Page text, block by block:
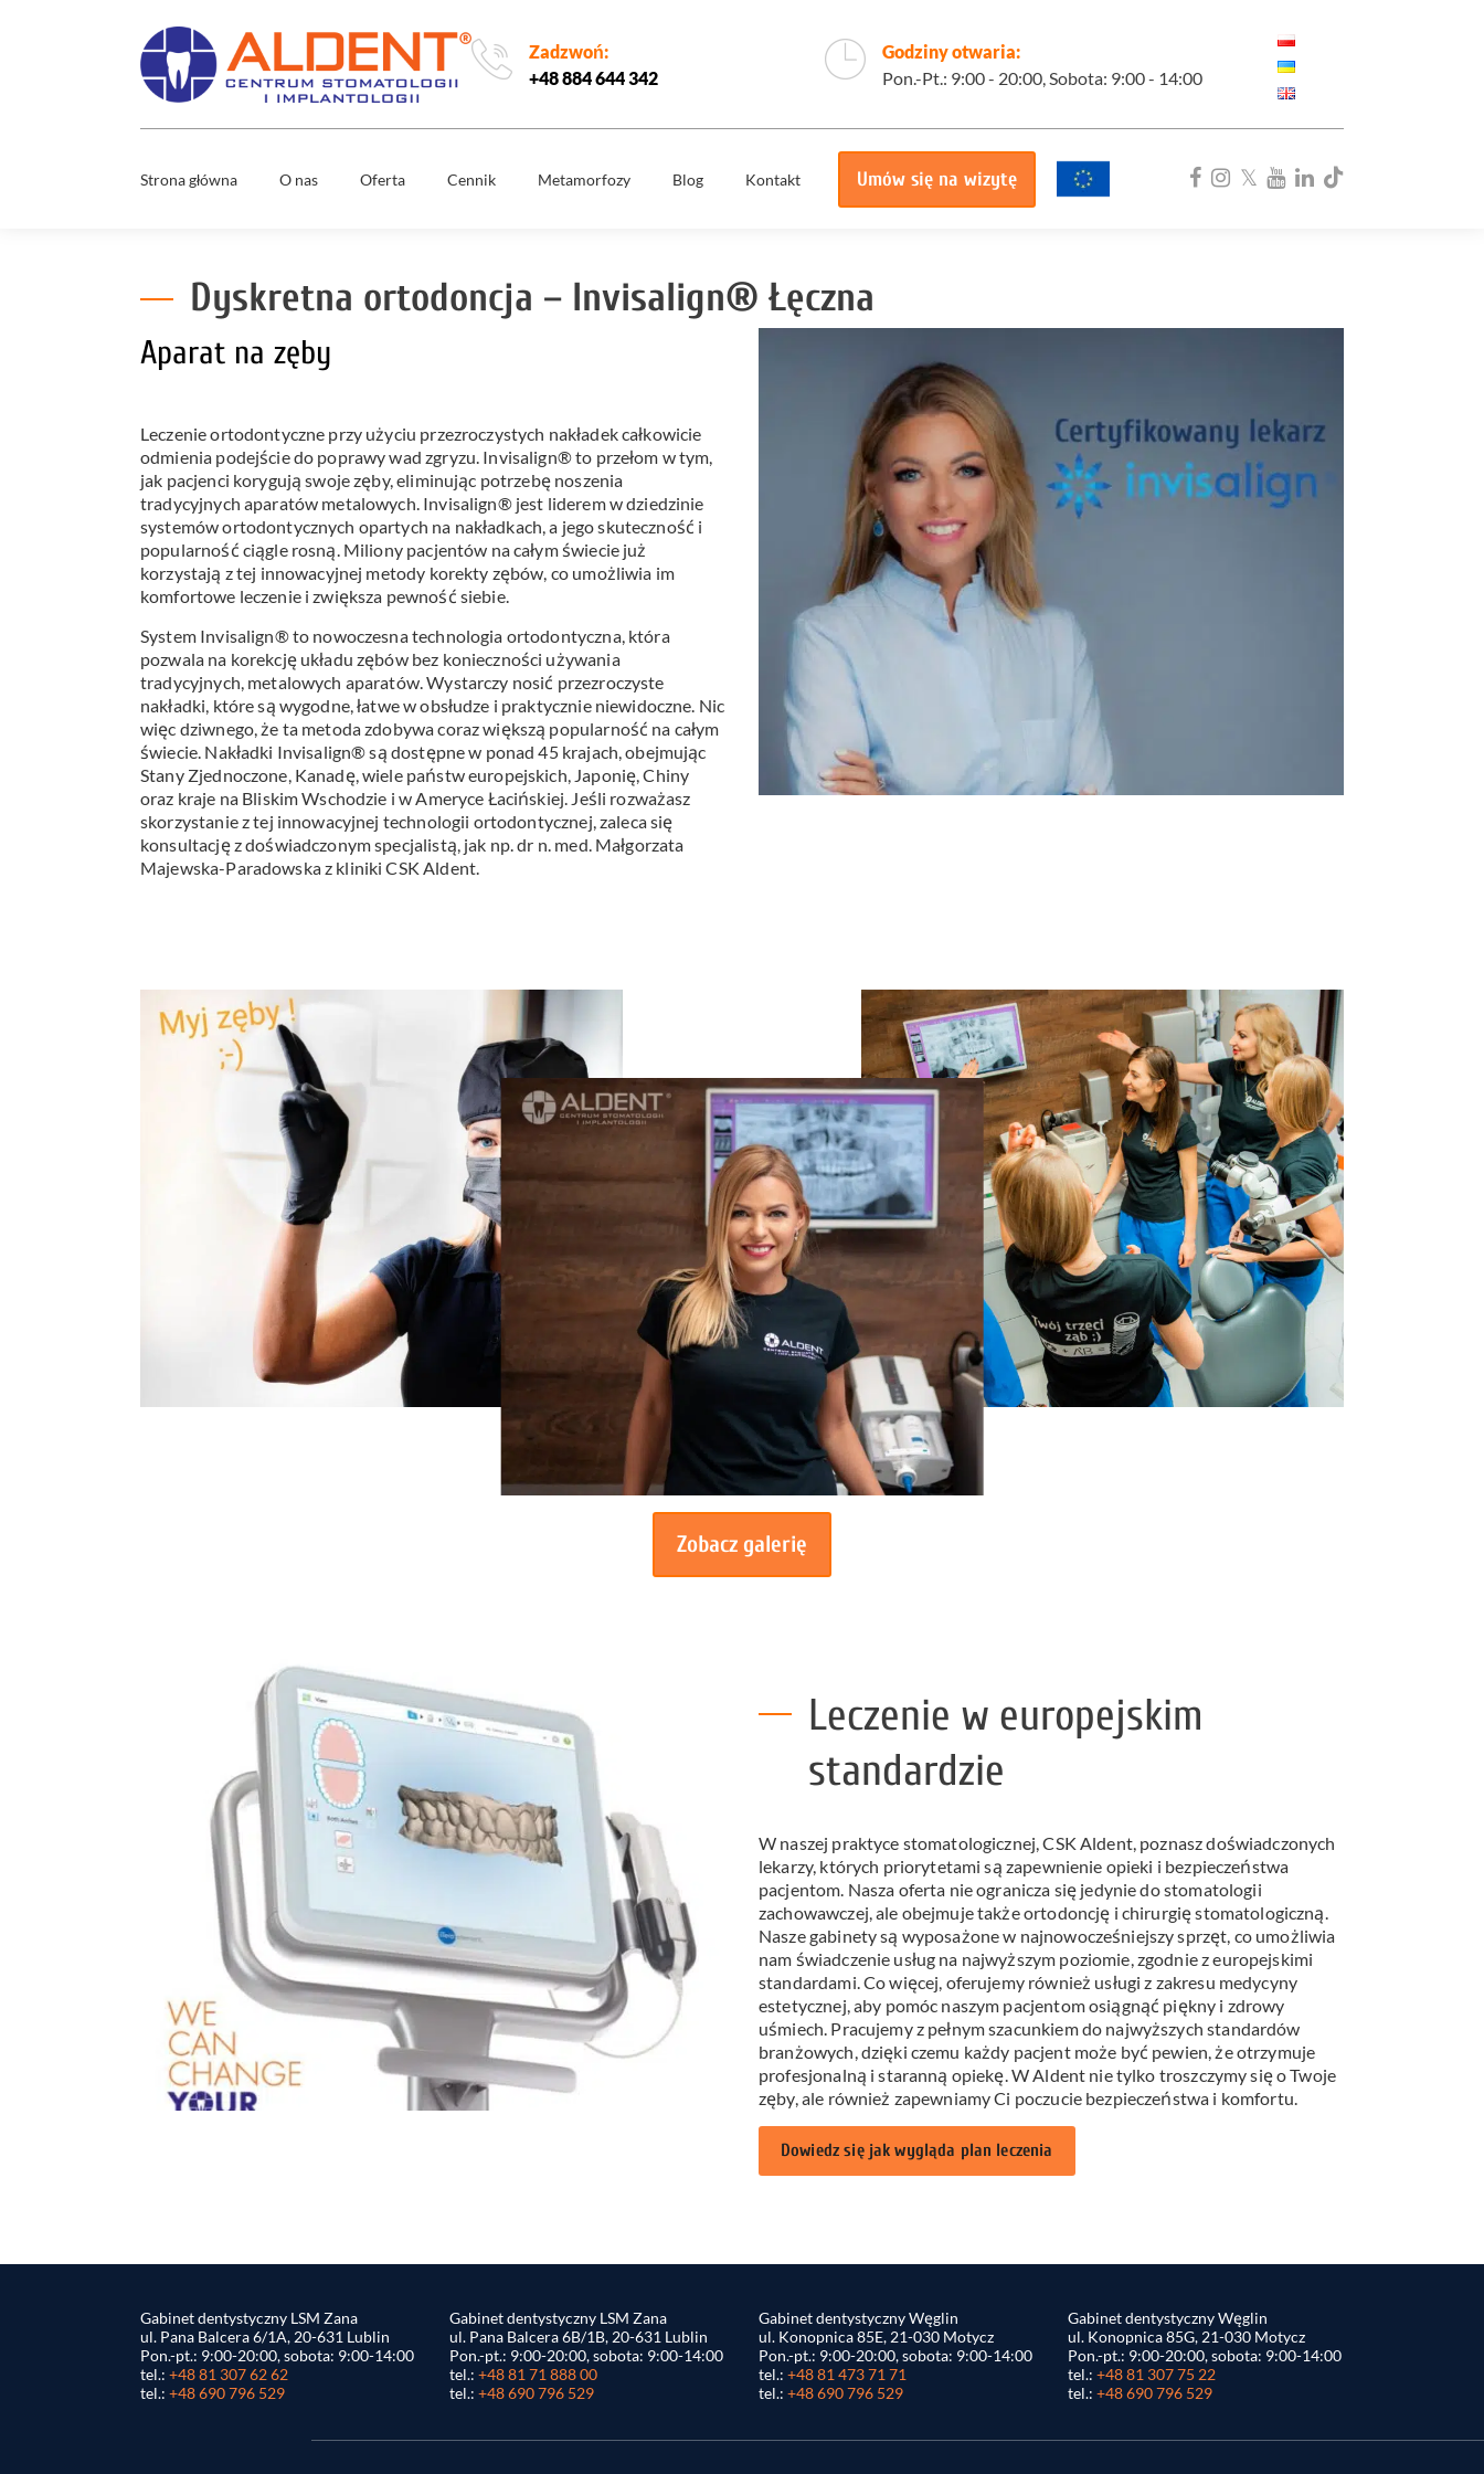
Zadzwoń:
+48 884 644 342
Godziny otwaria:
Pon.-Pt.: 9:00 - 20:00, Sobota: 9:00 - 14:00
Strona główna O nas
Co nas wyróżnia
Oferta
Implantologia
Implantoprotetyka
Chirurgia
szczękowa
All on 4
Diagnostyka
cyfrowa
Ortodoncja
Stomatologia
estetyczna
Profilaktyka
nakładkowa –
Stomatologia
cyfrowa
Higienizacja
kanałowe
Stomatologia
dziecięca
Fizjoterapia
Laseroterapia
Stomatologia
zachowawcza
Medycyna
estetyczna
zębów
Leczenie
bruksizmu
Mosty
stomatologiczne
Cennik Metamorfozy Blog Kontakt Umów się na wizytę
Dyskretna ortodoncja – Invisalign® Łęczna
Aparat na zęby
Leczenie ortodontyczne przy użyciu przezroczystych nakładek całkowicie
odmienia podejście do poprawy wad zgryzu. Invisalign® to przełom w tym,
jak pacjenci korygują swoje zęby, eliminując potrzebę noszenia
tradycyjnych aparatów metalowych. Invisalign® jest liderem w dziedzinie
systemów ortodontycznych opartych na nakładkach, a jego skuteczność i
popularność ciągle rosną. Miliony pacjentów na całym świecie już
korzystają z tej innowacyjnej metody korekty zębów, co umożliwia im
komfortowe leczenie i zwiększa pewność siebie.
System Invisalign® to nowoczesna technologia ortodontyczna, która
pozwala na korekcję układu zębów bez konieczności używania
tradycyjnych, metalowych aparatów. Wystarczy nosić przezroczyste
nakładki, które są wygodne, łatwe w obsłudze i praktycznie niewidoczne. Nic
więc dziwnego, że ta metoda zdobywa coraz większą popularność na całym
świecie. Nakładki Invisalign® są dostępne w ponad 45 krajach, obejmując
Stany Zjednoczone, Kanadę, wiele państw europejskich, Japonię, Chiny
oraz kraje na Bliskim Wschodzie i w Ameryce Łacińskiej. Jeśli rozważasz
skorzystanie z tej innowacyjnej technologii ortodontycznej, zaleca się
konsultację z doświadczonym specjalistą, jak np. dr n. med. Małgorzata
Majewska-Paradowska z kliniki CSK Aldent.
Zobacz galerię
Leczenie w europejskim
standardzie
W naszej praktyce stomatologicznej, CSK Aldent, poznasz doświadczonych
lekarzy, których priorytetami są zapewnienie opieki i bezpieczeństwa
pacjentom. Nasza oferta nie ogranicza się jedynie do stomatologii
zachowawczej, ale obejmuje także ortodoncję i chirurgię stomatologiczną.
Nasze gabinety są wyposażone w najnowocześniejszy sprzęt, co umożliwia
nam świadczenie usług na najwyższym poziomie, zgodnie z europejskimi
standardami. Co więcej, oferujemy również usługi z zakresu medycyny
estetycznej, aby pomóc naszym pacjentom osiągnąć piękny i zdrowy
uśmiech. Pracujemy z pełnym szacunkiem do najwyższych standardów
branżowych, dzięki czemu każdy pacjent może być pewien, że otrzymuje
profesjonalną i staranną opiekę. W Aldent nie tylko troszczymy się o Twoje
zęby, ale również zapewniamy Ci poczucie bezpieczeństwa i komfortu.
Dowiedz się jak wygląda plan leczenia
Gabinet dentystyczny LSM Zana
ul. Pana Balcera 6/1A, 20-631 Lublin
Pon.-pt.: 9:00-20:00, sobota: 9:00-14:00
tel.: +48 81 307 62 62
tel.: +48 690 796 529
Gabinet dentystyczny LSM Zana
ul. Pana Balcera 6B/1B, 20-631 Lublin
Pon.-pt.: 9:00-20:00, sobota: 9:00-14:00
tel.: +48 81 71 888 00
tel.: +48 690 796 529
Gabinet dentystyczny Węglin
ul. Konopnica 85E, 21-030 Motycz
Pon.-pt.: 9:00-20:00, sobota: 9:00-14:00
tel.: +48 81 473 71 71
tel.: +48 690 796 529
Gabinet dentystyczny Węglin
ul. Konopnica 85G, 21-030 Motycz
Pon.-pt.: 9:00-20:00, sobota: 9:00-14:00
tel.: +48 81 307 75 22
tel.: +48 690 796 529